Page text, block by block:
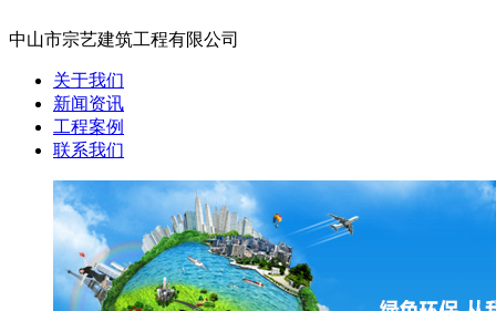
中山市宗艺建筑工程有限公司
关于我们
新闻资讯
工程案例
联系我们